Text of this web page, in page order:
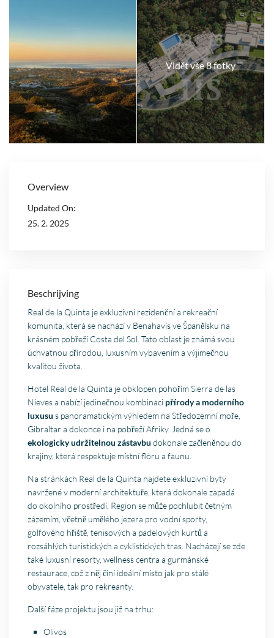
Vidět vše 8 fotky
Overview
Updated On:
25. 2. 2025
Beschrijving
Real de la Quinta je exkluzivní rezidenční a rekreační
komunita, která se nachází v Benahavís ve Španělsku na
krásném pobřeží Costa del Sol. Tato oblast je známá svou
úchvatnou přírodou, luxusním vybavením a výjimečnou
kvalitou života.
Hotel Real de la Quinta je obklopen pohořím Sierra de las
Nieves a nabízí jedinečnou kombinaci přírody a moderního
luxusu s panoramatickým výhledem na Středozemní moře,
Gibraltar a dokonce i na pobřeží Afriky. Jedná se o
ekologicky udržitelnou zástavbu dokonale začleněnou do
krajiny, která respektuje místní flóru a faunu.
Na stránkách Real de la Quinta najdete exkluzivní byty
navržené v moderní architektuře, která dokonale zapadá
do okolního prostředí. Region se může pochlubit četným
zázemím, včetně umělého jezera pro vodní sporty,
golfového hřiště, tenisových a padelových kurtů a
rozsáhlých turistických a cyklistických tras. Nacházejí se zde
také luxusní resorty, wellness centra a gurmánské
restaurace, což z něj činí ideální místo jak pro stálé
obyvatele, tak pro rekreanty.
Další fáze projektu jsou již na trhu:
Olivos